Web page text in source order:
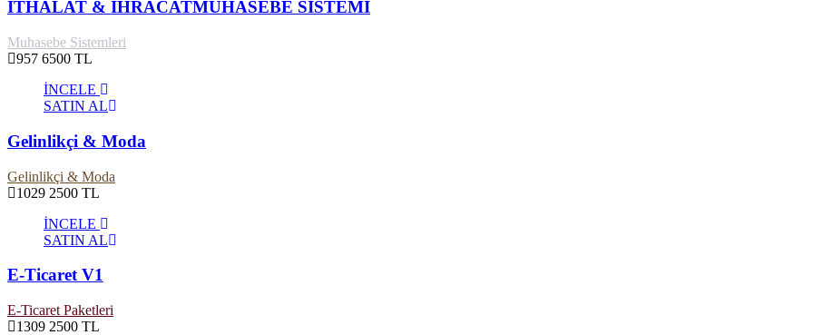
İTHALAT & İHRACATMUHASEBE SİSTEMİ
Muhasebe Sistemleri
957 6500 TL
İNCELE
SATIN AL
Gelinlikçi & Moda
Gelinlikçi & Moda
1029 2500 TL
İNCELE
SATIN AL
E-Ticaret V1
E-Ticaret Paketleri
1309 2500 TL